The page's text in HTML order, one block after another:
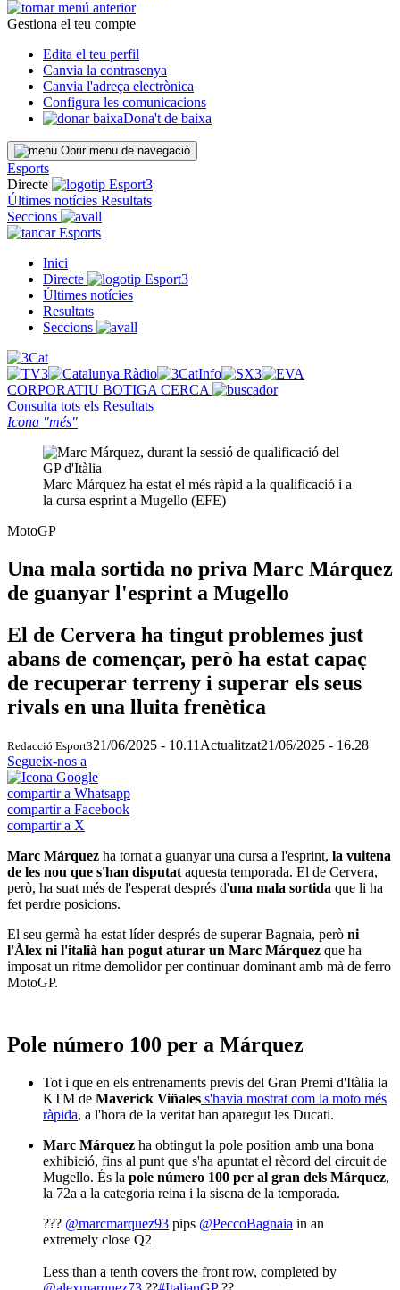
Gestiona el teu compte
Edita el teu perfil
Canvia la contrasenya
Canvia l'adreça electrònica
Configura les comunicacions
Dona't de baixa
Obrir menu de navegació
Esports
Directe
Últimes notícies Resultats
Seccions
Esports
Inici
Directe
Últimes notícies
Resultats
Seccions
CORPORATIU BOTIGA CERCA
Consulta tots els Resultats
Icona "més"
Marc Márquez ha estat el més ràpid a la qualificació i a
la cursa esprint a Mugello (EFE)
MotoGP
Una mala sortida no priva Marc Márquez
de guanyar l'esprint a Mugello
El de Cervera ha tingut problemes just
abans de començar, però ha estat capaç
de recuperar terreny i superar els seus
rivals en una lluita frenètica
Redacció Esport321/06/2025 - 10.11 Actualitzat21/06/2025 - 16.28
Segueix-nos a
compartir a Whatsapp
compartir a Facebook
compartir a X
Marc Márquez ha tornat a guanyar una cursa a l'esprint, la vuitena
de les nou que s'han disputat aquesta temporada. El de Cervera,
però, ha suat més de l'esperat després d'una mala sortida que li ha
fet perdre posicions.
El seu germà ha estat líder després de superar Bagnaia, però ni
l'Àlex ni l'italià han pogut aturar un Marc Márquez que ha
imposat un ritme demolidor per continuar dominant amb mà de ferro
MotoGP.
Pole número 100 per a Márquez
Tot i que en els entrenaments previs del Gran Premi d'Itàlia la
KTM de Maverick Viñales s'havia mostrat com la moto més
ràpida, a l'hora de la veritat han aparegut les Ducati.
Marc Márquez ha obtingut la pole position amb una bona
exhibició, fins al punt que s'ha apuntat el rècord del circuit de
Mugello. És la pole número 100 per al gran dels Márquez,
la 72a a la categoria reina i la sisena de la temporada.
??? @marcmarquez93 pips @PeccoBagnaia in an
extremely close Q2
Less than a tenth covers the front row, completed by